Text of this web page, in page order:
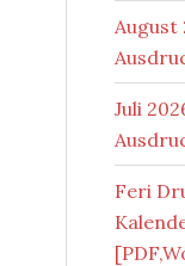
August
Juli
Feri